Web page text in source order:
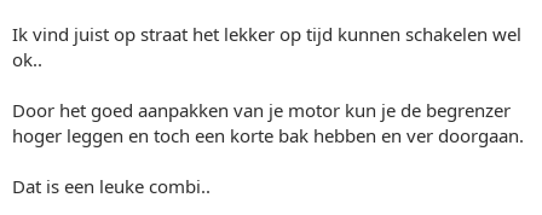
Ik vind juist op straat het lekker op tijd kunnen schakelen wel
ok..
Door het goed aanpakken van je motor kun je de begrenzer
hoger leggen en toch een korte bak hebben en ver doorgaan.
Dat is een leuke combi..